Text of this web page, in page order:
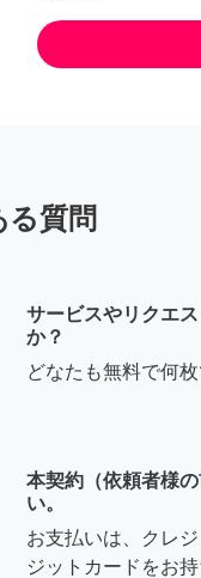
る質問
サービスやリクエ
か？
どなたも無料で何
本契約（依頼者様
い。
お支払いは、クレ
ジットカードをお